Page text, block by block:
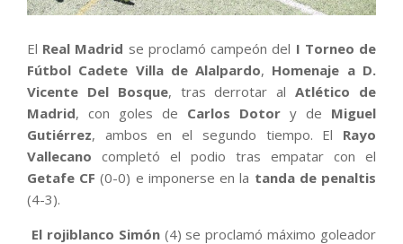
El Real Madrid se proclamó campeón del I Torneo de
Fútbol Cadete Villa de Alalpardo, Homenaje a D.
Vicente Del Bosque, tras derrotar alAtlético de
Madrid, con goles de Carlos Dotor y de Miguel
Gutiérrez, ambos en el segundo tiempo. El Rayo
Vallecano completó el podio tras empatar con el
Getafe CF (0-0) e imponerse en la tanda de penaltis
(4-3).
El rojiblanco Simón (4) se proclamó máximo goleador